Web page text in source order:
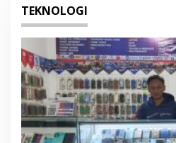
TEKNOLOGI